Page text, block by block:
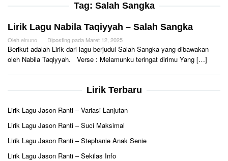
Tag: Salah Sangka
Lirik Lagu Nabila Taqiyyah – Salah Sangka
Olehelnuno Diposting pada Maret 12, 2025
Berikut adalah Lirik dari lagu berjudul Salah Sangka yang dibawakan
oleh Nabila Taqiyyah. Verse : Melamunku teringat dirimu Yang […]
Lirik Terbaru
Lirik Lagu Jason Ranti – Variasi Lanjutan
Lirik Lagu Jason Ranti – Suci Maksimal
Lirik Lagu Jason Ranti – Stephanie Anak Senie
Lirik Lagu Jason Ranti – Sekilas Info